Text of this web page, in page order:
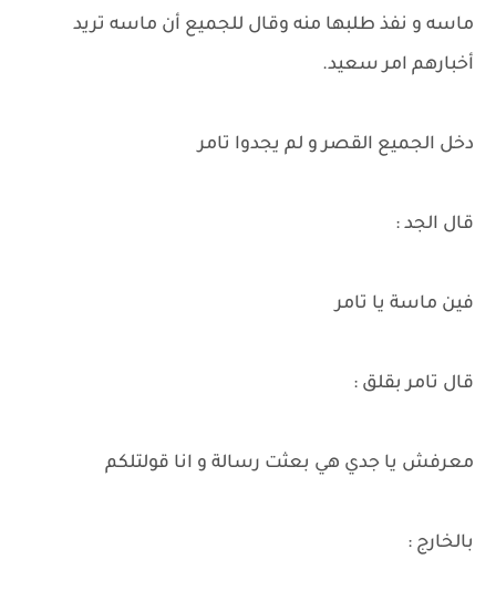
ماسه و نفذ طلبها منه وقال للجميع أن ماسه تريد
أخبارهم امر سعيد.
دخل الجميع القصر و لم يجدوا تامر
قال الجد :
فين ماسة يا تامر
قال تامر بقلق :
معرفش يا جدي هي بعثت رسالة و انا قولتلكم
بالخارج :